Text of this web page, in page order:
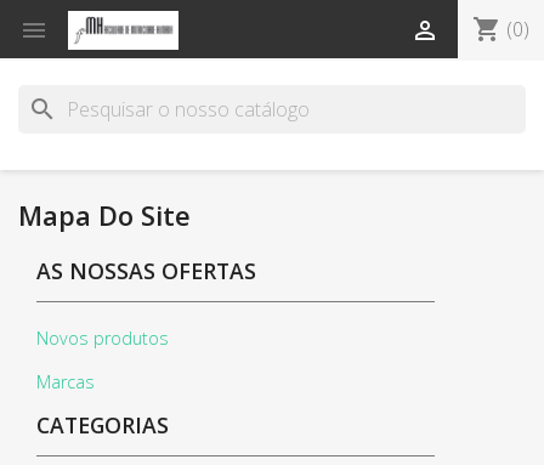
 shopping_cart (0)

search
Mapa Do Site
AS NOSSAS OFERTAS
Novos produtos
Marcas
CATEGORIAS